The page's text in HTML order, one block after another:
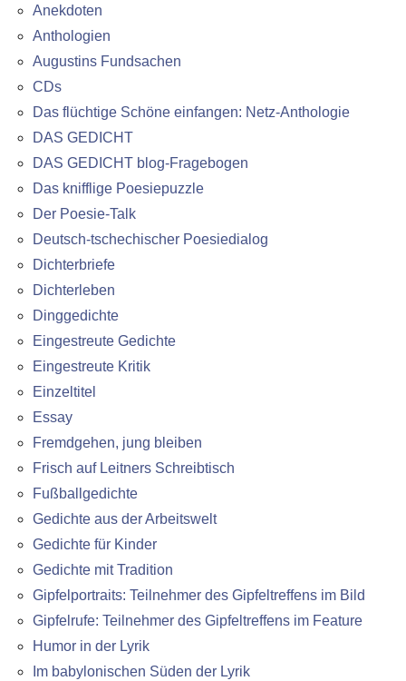
Anekdoten
Anthologien
Augustins Fundsachen
CDs
Das flüchtige Schöne einfangen: Netz-Anthologie
DAS GEDICHT
DAS GEDICHT blog-Fragebogen
Das knifflige Poesiepuzzle
Der Poesie-Talk
Deutsch-tschechischer Poesiedialog
Dichterbriefe
Dichterleben
Dinggedichte
Eingestreute Gedichte
Eingestreute Kritik
Einzeltitel
Essay
Fremdgehen, jung bleiben
Frisch auf Leitners Schreibtisch
Fußballgedichte
Gedichte aus der Arbeitswelt
Gedichte für Kinder
Gedichte mit Tradition
Gipfelportraits: Teilnehmer des Gipfeltreffens im Bild
Gipfelrufe: Teilnehmer des Gipfeltreffens im Feature
Humor in der Lyrik
Im babylonischen Süden der Lyrik